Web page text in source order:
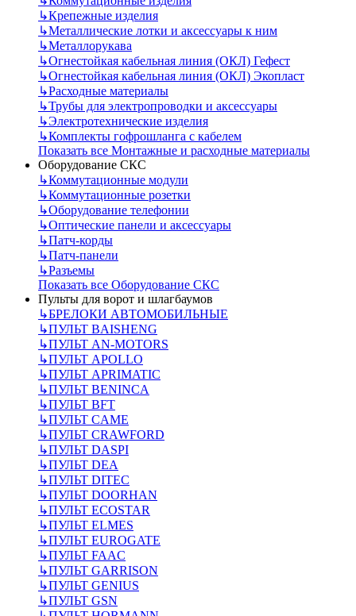
↳Крепежные изделия
↳Металлические лотки и аксессуары к ним
↳Металлорукава
↳Огнестойкая кабельная линия (ОКЛ) Гефест
↳Огнестойкая кабельная линия (ОКЛ) Экопласт
↳Расходные материалы
↳Трубы для электропроводки и аксессуары
↳Электротехнические изделия
↳Комплекты гофрошланга с кабелем
Показать все Монтажные и расходные материалы
Оборудование СКС
↳Коммутационные модули
↳Коммутационные розетки
↳Оборудование телефонии
↳Оптические панели и аксессуары
↳Патч-корды
↳Патч-панели
↳Разъемы
Показать все Оборудование СКС
Пульты для ворот и шлагбаумов
↳БРЕЛОКИ АВТОМОБИЛЬНЫЕ
↳ПУЛЬТ BAISHENG
↳ПУЛЬТ AN-MOTORS
↳ПУЛЬТ APOLLO
↳ПУЛЬТ APRIMATIC
↳ПУЛЬТ BENINCA
↳ПУЛЬТ BFT
↳ПУЛЬТ CAME
↳ПУЛЬТ CRAWFORD
↳ПУЛЬТ DASPI
↳ПУЛЬТ DEA
↳ПУЛЬТ DITEC
↳ПУЛЬТ DOORHAN
↳ПУЛЬТ ECOSTAR
↳ПУЛЬТ ELMES
↳ПУЛЬТ EUROGATE
↳ПУЛЬТ FAAC
↳ПУЛЬТ GARRISON
↳ПУЛЬТ GENIUS
↳ПУЛЬТ GSN